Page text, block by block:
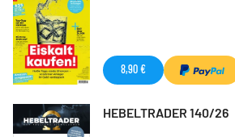
8,90 €
HEBELTRADER 140/26